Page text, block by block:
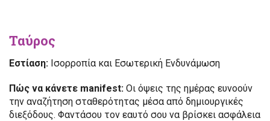
Ταύρος
Εστίαση: Ισορροπία και Εσωτερική Ενδυνάμωση
Πώς να κάνετε manifest: Οι όψεις της ημέρας ευνοούν
την αναζήτηση σταθερότητας μέσα από δημιουργικές
διεξόδους. Φαντάσου τον εαυτό σου να βρίσκει ασφάλεια